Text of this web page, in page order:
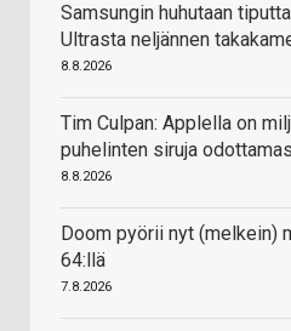
Samsungin huhutaan
Ultrasta neljännen
8.8.2026
Tim Culpan: Applella on
puhelinten siruja
8.8.2026
Doom pyörii nyt (melkein)
64:llä
7.8.2026